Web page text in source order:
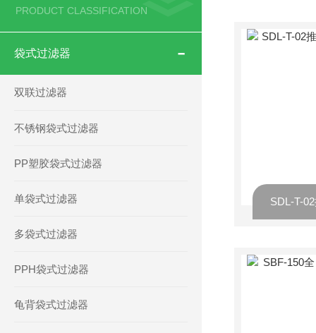
PRODUCT CLASSIFICATION
袋式过滤器
双联过滤器
不锈钢袋式过滤器
PP塑胶袋式过滤器
单袋式过滤器
多袋式过滤器
PPH袋式过滤器
龟背袋式过滤器